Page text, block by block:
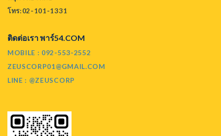
โทร:02-101-1331
ติดต่อเรา พาร์54.COM
MOBILE : 092-553-2552
ZEUSCORP01@GMAIL.COM
LINE : @ZEUSCORP